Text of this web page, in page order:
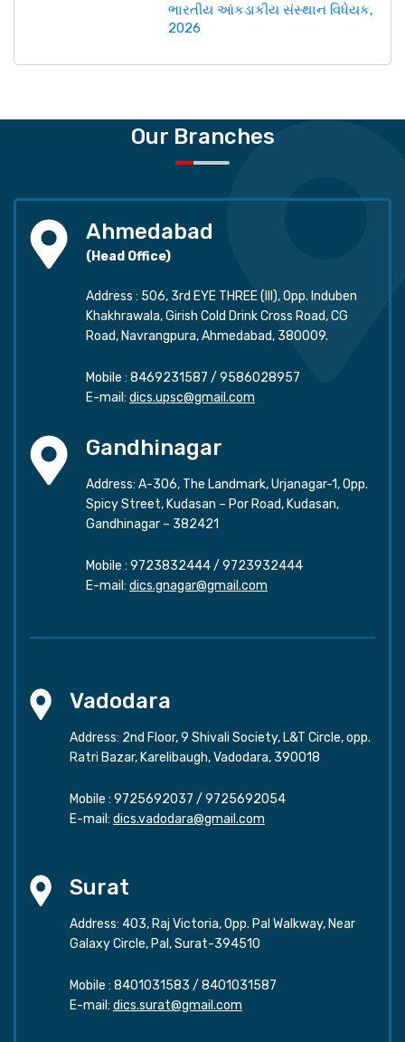
ભારતીય આંકડાકીય સંસ્થાન વિધેયક,
2026
Our Branches
Ahmedabad
(Head Office)
Address : 506, 3rd EYE THREE (III), Opp. Induben
Khakhrawala, Girish Cold Drink Cross Road, CG
Road, Navrangpura, Ahmedabad, 380009.
Mobile : 8469231587 / 9586028957
E-mail: dics.upsc@gmail.com
Gandhinagar
Address: A-306, The Landmark, Urjanagar-1, Opp.
Spicy Street, Kudasan – Por Road, Kudasan,
Gandhinagar – 382421
Mobile : 9723832444/ 9723932444
E-mail: dics.gnagar@gmail.com
Vadodara
Address: 2nd Floor, 9 Shivali Society, L&T Circle, opp.
Ratri Bazar, Karelibaugh, Vadodara, 390018
Mobile : 9725692037 / 9725692054
E-mail: dics.vadodara@gmail.com
Surat
Address: 403, Raj Victoria, Opp. Pal Walkway, Near
Galaxy Circle, Pal, Surat-394510
Mobile : 8401031583 / 8401031587
E-mail: dics.surat@gmail.com